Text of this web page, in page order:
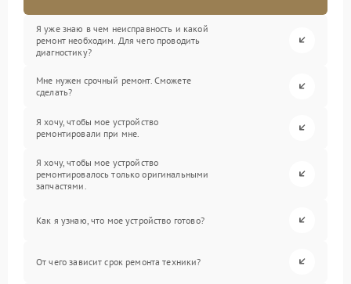
Я уже знаю в чем неисправность и какой
ремонт необходим. Для чего проводить
диагностику?
Мне нужен срочный ремонт. Сможете
сделать?
Я хочу, чтобы мое устройство
ремонтировали при мне.
Я хочу, чтобы мое устройство
ремонтировалось только оригинальными
запчастями.
Как я узнаю, что мое устройство готово?
От чего зависит срок ремонта техники?